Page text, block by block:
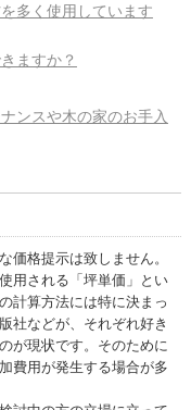
多く使用しています
ますか？
ンスや木の家のお手入
価格提示は致しません。
用される「坪単価」とい
計算方法には特に決まっ
社などが、それぞれ好き
が現状です。そのために
費用が発生する場合が多